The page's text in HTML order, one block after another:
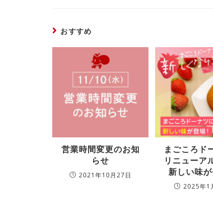
おすすめ
営業時間変更のお知
らせ
2021年10月27日
まごころド
リニューア
新しい味が
2025年1